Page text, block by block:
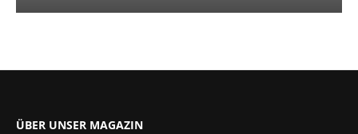
ÜBER UNSER MAGAZIN